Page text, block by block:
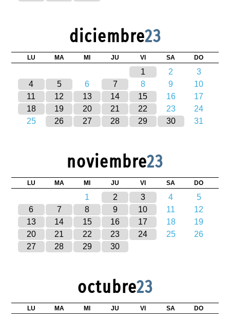
diciembre23
LU MA MI JU VI SA DO
1 2
3
4
5 6 7 8 9
10
11
12 13 14 15 16
17
18
19 20 21 22 23
24
25
26 27 28 29 30 31
noviembre23
LU MA MI JU VI SA DO
1 2 3 4
5
6
7 8 9 10 11
12
13
14 15 16 17 18
19
20
21 22 23 24 25
26
27
28 29 30
octubre23
LU MA MI JU VI SA DO